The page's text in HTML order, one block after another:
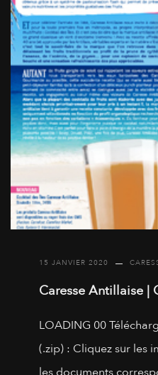
15 JANVIER 2020
Caresse Antillaise |
LOADING 00
(.zip) : Cliquez sur les